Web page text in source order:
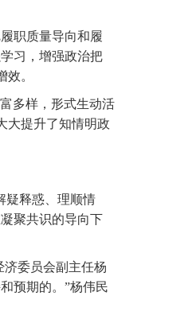
职质量导向和履
习，增强政治把
。
多样，形式生动活
大提升了知情明政
释惑、理顺情
聚共识的导向下
委员会副主任杨
预期的。”杨伟民